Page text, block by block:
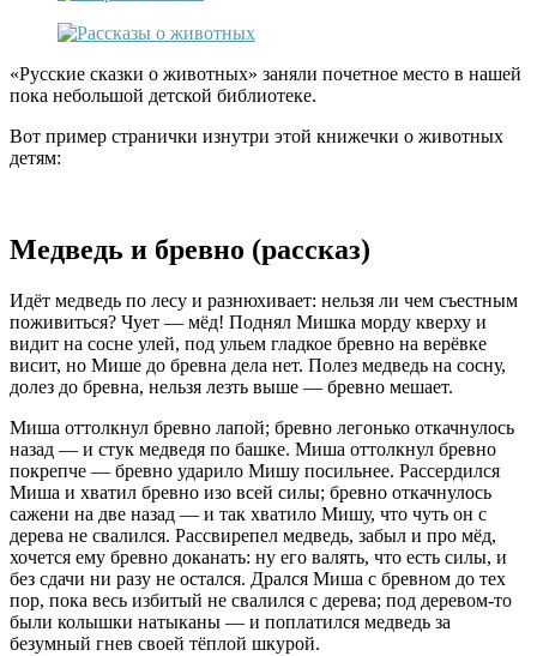
«Русские сказки о животных» заняли почетное место в нашей
пока небольшой детской библиотеке.
Вот пример странички изнутри этой книжечки о животных
детям:
Медведь и бревно (рассказ)
Идёт медведь по лесу и разнюхивает: нельзя ли чем съестным
поживиться? Чует — мёд! Поднял Мишка морду кверху и
видит на сосне улей, под ульем гладкое бревно на верёвке
висит, но Мише до бревна дела нет. Полез медведь на сосну,
долез до бревна, нельзя лезть выше — бревно мешает.
Миша оттолкнул бревно лапой; бревно легонько откачнулось
назад — и стук медведя по башке. Миша оттолкнул бревно
покрепче — бревно ударило Мишу посильнее. Рассердился
Миша и хватил бревно изо всей силы; бревно откачнулось
сажени на две назад — и так хватило Мишу, что чуть он с
дерева не свалился. Рассвирепел медведь, забыл и про мёд,
хочется ему бревно доканать: ну его валять, что есть силы, и
без сдачи ни разу не остался. Дрался Миша с бревном до тех
пор, пока весь избитый не свалился с дерева; под деревом-то
были колышки натыканы — и поплатился медведь за
безумный гнев своей тёплой шкурой.